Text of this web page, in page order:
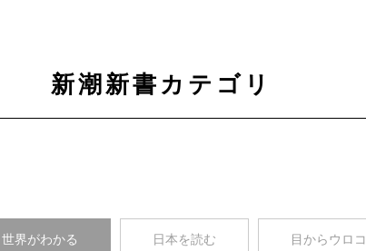
新潮新書カテゴリ
世界がわかる 日本を読む 目からウロコ